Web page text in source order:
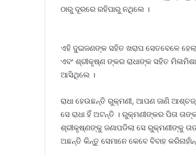
ଠାରୁ ଦୂରରେ ରହିପାରୁ ନଥିଲେ ।
ଏହି ଦୁଇଜଣଙ୍କ ସହିତ ଖରାପ ସେତବେଳେ
ଏବଂ ଶ୍ରୀକୃଷ୍ଣ ଙ୍କର ରାଧାଙ୍କ ସହିତ
ଆସିଥିଲେ ।
ରାଧା ହେଉଛନ୍ତି ରୁକ୍ମଣୀ, ଆପଣ ଜାଣି
ସେ ରାଧା ହିଁ ଅଟନ୍ତି । ରୁକ୍ମଣୀଙ୍କର ପିତା
ଶ୍ରୀକୃଷ୍ଣଙ୍କୁ ଜଣାପଡିଲା ସେ ରୁକ୍ମଣୀଙ୍କୁ
ଅଛନ୍ତି କିନ୍ତୁ ସେମାନେ କେବେ ବିବାହ